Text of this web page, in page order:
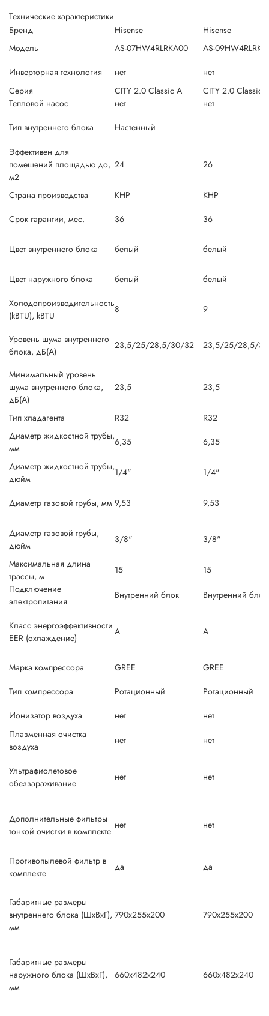
Технические характеристики
Бренд
Hisense
Hisense
Модель
AS-07HW4RLRKA00
AS-
Инверторная технология
нет
нет
Серия
CITY 2.0 Classic A
CITY 2.0 Classic
Тепловой насос
нет
нет
Тип внутреннего блока
Настенный
Эффективен для
помещений площадью до,
м2
24 26
Страна производства КНР
КНР
Срок гарантии, мес.
36 36
Цвет внутреннего блока белый белый
Цвет наружного блока белый
белый
Холодопроизводительность
(kBTU), kBTU
8 9
Уровень шума внутреннего
блока, дБ(А)
23,5/25/28,5/30/32 23,5/25/28,5/
Минимальный уровень
шума внутреннего блока,
дБ(А)
23,5 23,5
Тип хладагента R32
R32
Диаметр жидкостной трубы,
мм
6,35 6,35
Диаметр жидкостной трубы,
дюйм
1/4" 1/4"
Диаметр газовой трубы, мм 9,53 9,53
Диаметр газовой трубы,
дюйм
3/8" 3/8"
Максимальная длина
трассы, м
15
15
Подключение
электропитания
Внутренний блок Внутренний блок
Класс энергоэффективности
EER (охлаждение)
A A
Марка компрессора GREE
GREE
Тип компрессора
Ротационный
Ротационный
Ионизатор воздуха
нет
нет
Плазменная очистка
воздуха
нет нет
Ультрафиолетовое
обеззараживание
нет нет
Дополнительные фильтры
тонкой очистки в комплекте
нет нет
Противопылевой фильтр в
комплекте
да да
Габаритные размеры
внутреннего блока (ШxВxГ),
мм
790x255x200 790x255x200
Габаритные размеры
наружного блока (ШxВxГ),
мм
660x482x240 660x482x240